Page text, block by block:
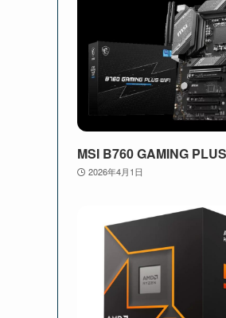
MSI B760 GAMING
2026年4月1日